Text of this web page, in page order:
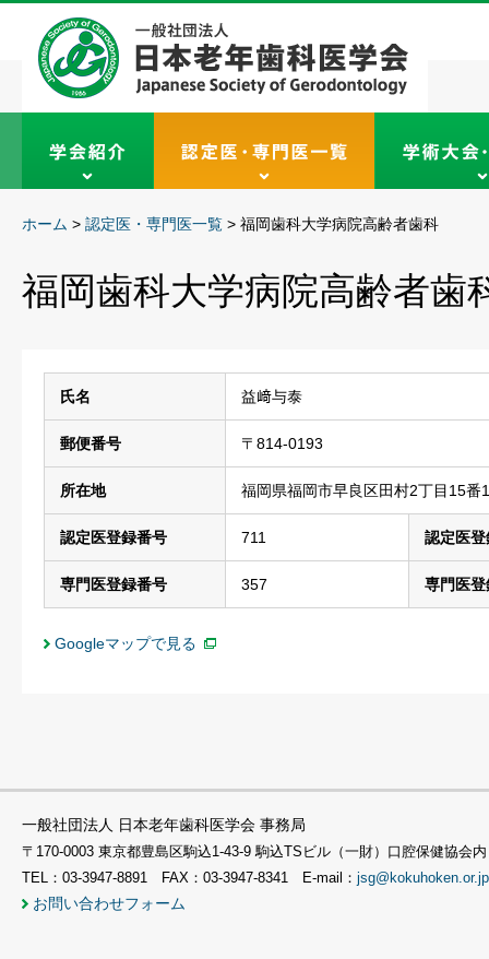
ホーム > 認定医・専門医一覧 > 福岡歯科大学病院高齢者歯科
福岡歯科大学病院高齢者歯
氏名 益﨑与泰
郵便番号 〒814-0193
所在地 福岡県福岡市早良区田村2丁目15番
認定医登録番号 711 認定医登
専門医登録番号 357 専門医登
Googleマップで見る
一般社団法人 日本老年歯科医学会 事務局
〒170-0003 東京都豊島区駒込1-43-9 駒込TSビル（一財）口腔保健協会内
TEL：03-3947-8891 FAX：03-3947-8341 E-mail： jsg@kokuhoken.or.jp
お問い合わせフォーム